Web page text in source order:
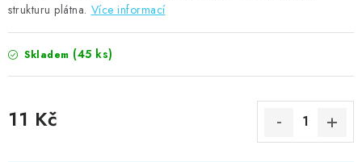
strukturu plátna. Více informací
Skladem (45 ks)
11 Kč